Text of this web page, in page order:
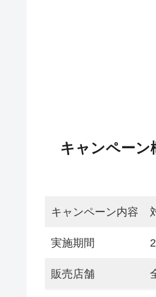
キャンペーン
キャンペーン内容
実施期間
販売店舗